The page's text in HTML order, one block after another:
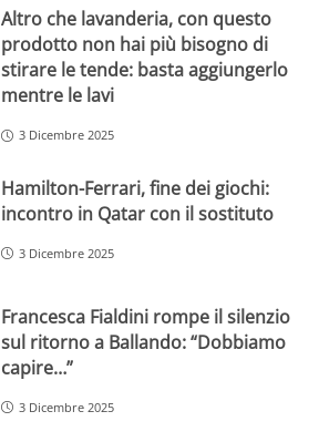
Altro che lavanderia, con questo
prodotto non hai più bisogno di
stirare le tende: basta aggiungerlo
mentre le lavi
3 Dicembre 2025
Hamilton-Ferrari, fine dei giochi:
incontro in Qatar con il sostituto
3 Dicembre 2025
Francesca Fialdini rompe il silenzio
sul ritorno a Ballando: “Dobbiamo
capire…”
3 Dicembre 2025